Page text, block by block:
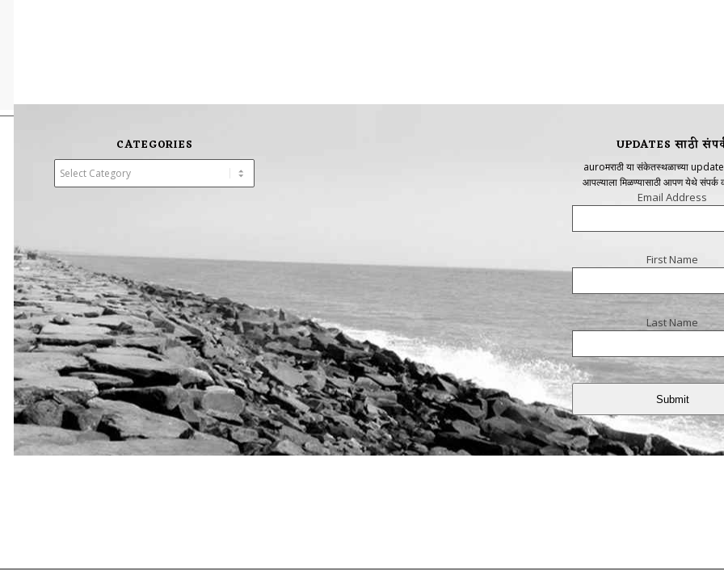
CATEGORIES UPDATES साठी
auroमराठी या संकेतस्थळाच्या
आपल्याला मिळण्यासाठी आपण येथे
Email Address
First Name
Last Name
Submit